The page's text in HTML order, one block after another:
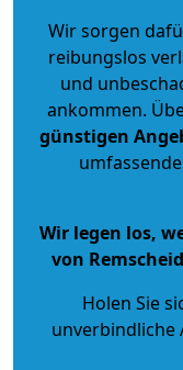
Wir sorgen
reibungslos
und
ankommen.
günstigen
Wir legen los,
von
Holen Sie
unverbindliche